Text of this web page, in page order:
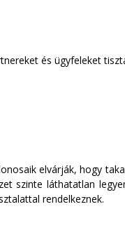
és ügyfeleket
elvárják, hogy
szinte láthatatlan
rendelkeznek.